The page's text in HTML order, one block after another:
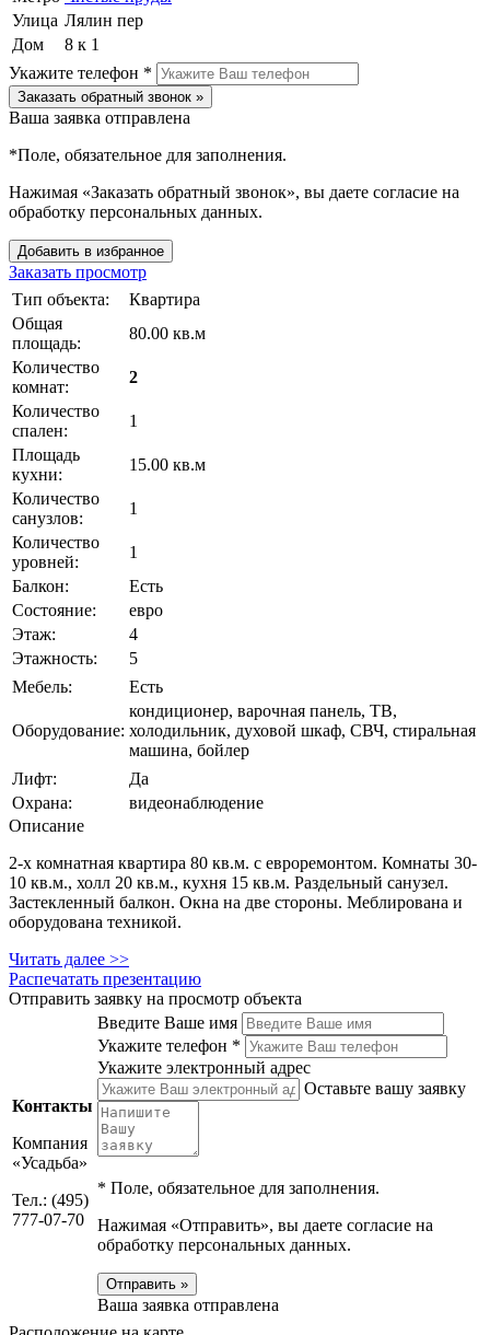
Улица Лялин пер
Дом
8 к 1
Укажите телефон *
Заказать обратный звонок »
Ваша заявка отправлена
*Поле, обязательное для заполнения.
Нажимая «Заказать обратный звонок», вы даете согласие на
обработку персональных данных.
Добавить в избранное
Заказать просмотр
Тип объекта:
Квартира
Общая
площадь:
80.00 кв.м
Количество
комнат:
2
Количество
спален:
1
Площадь
кухни:
15.00 кв.м
Количество
санузлов:
1
Количество
уровней:
1
Балкон:
Есть
Состояние:
евро
Этаж:
4
Этажность:
5
Мебель:
Есть
Оборудование:
кондиционер, варочная панель, ТВ,
холодильник, духовой шкаф, СВЧ, стиральная
машина, бойлер
Лифт:
Да
Охрана:
видеонаблюдение
Описание
2-х комнатная квартира 80 кв.м. с евроремонтом. Комнаты 30-
10 кв.м., холл 20 кв.м., кухня 15 кв.м. Раздельный санузел.
Застекленный балкон. Окна на две стороны. Меблирована и
оборудована техникой.
Читать далее >>
Распечатать презентацию
Отправить заявку на просмотр объекта
Контакты
Компания
«Усадьба»
Тел.: (495)
777-07-70
Введите Ваше имя
Укажите телефон *
Укажите электронный адрес
Оставьте вашу заявку
* Поле, обязательное для заполнения.
Нажимая «Отправить», вы даете согласие на
обработку персональных данных.
Отправить »
Ваша заявка отправлена